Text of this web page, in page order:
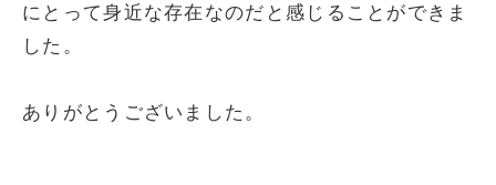
にとって身近な存在なのだと感じることができま
した。
ありがとうございました。